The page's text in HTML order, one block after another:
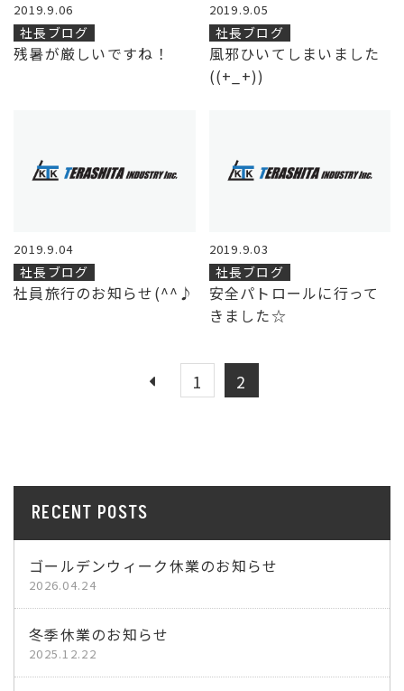
2019.9.06
社長ブログ
残暑が厳しいですね！
2019.9.05
社長ブログ
風邪ひいてしまいました
((+_+))
2019.9.04
社長ブログ
社員旅行のお知らせ(^^♪
2019.9.03
社長ブログ
安全パトロールに行って
きました☆
1 2
RECENT POSTS
ゴールデンウィーク休業のお知らせ
2026.04.24
冬季休業のお知らせ
2025.12.22